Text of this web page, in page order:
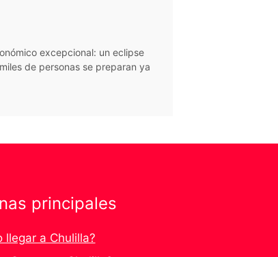
excepcional: un eclipse
de personas se preparan ya
principales
llegar a Chulilla?